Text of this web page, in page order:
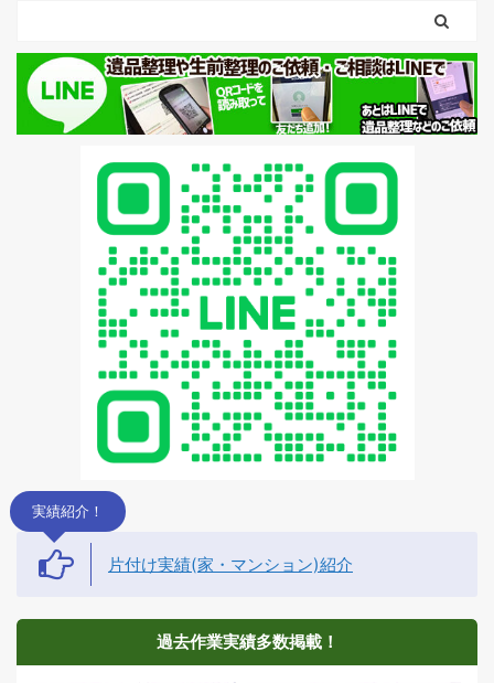
実績紹介！
片付け実績(家・マンション)紹介
過去作業実績多数掲載！